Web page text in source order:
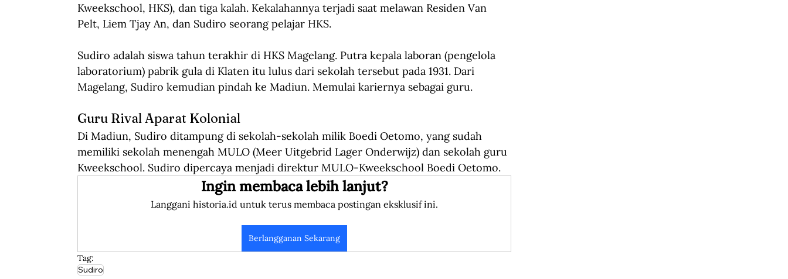
Kweekschool, HKS), dan tiga kalah. Kekalahannya terjadi saat melawan Residen Van
Pelt, Liem Tjay An, dan Sudiro seorang pelajar HKS.
Sudiro adalah siswa tahun terakhir di HKS Magelang. Putra kepala laboran (pengelola
laboratorium) pabrik gula di Klaten itu lulus dari sekolah tersebut pada 1931. Dari
Magelang, Sudiro kemudian pindah ke Madiun. Memulai kariernya sebagai guru.
Guru Rival Aparat Kolonial
Di Madiun, Sudiro ditampung di sekolah-sekolah milik Boedi Oetomo, yang sudah
memiliki sekolah menengah MULO (Meer Uitgebrid Lager Onderwijz) dan sekolah guru
Kweekschool. Sudiro dipercaya menjadi direktur MULO-Kweekschool Boedi Oetomo.
Ingin membaca lebih lanjut?
Langgani historia.id untuk terus membaca postingan eksklusif ini.
Berlangganan Sekarang
Tag:
Sudiro